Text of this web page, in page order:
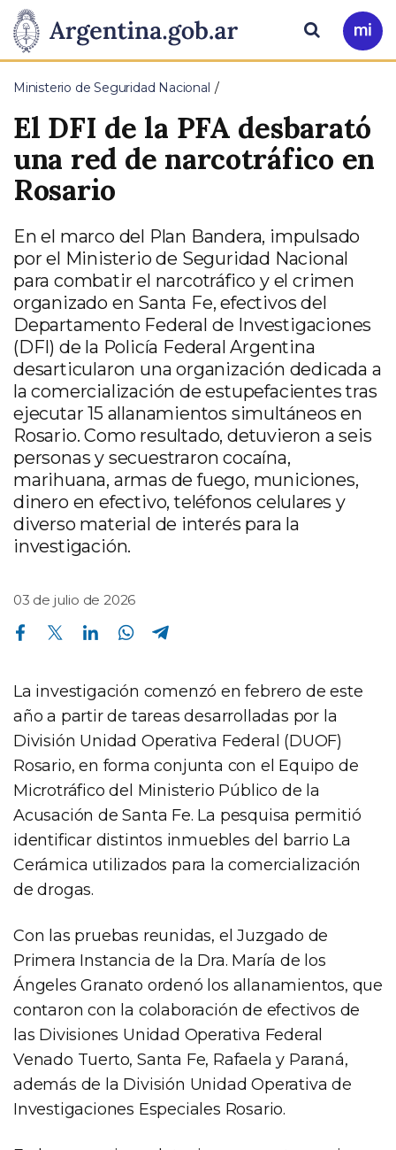
Presidencia
de
la
Nación
Pasar al contenido principal
Ir
a
Buscar
Ministerio de Seguridad Nacional
El DFI de la PFA desbarató
una red de narcotráfico en
Rosario
En el marco del Plan Bandera, impulsado
por el Ministerio de Seguridad Nacional
para combatir el narcotráfico y el crimen
organizado en Santa Fe, efectivos del
Departamento Federal de Investigaciones
(DFI) de la Policía Federal Argentina
desarticularon una organización dedicada a
la comercialización de estupefacientes tras
ejecutar 15 allanamientos simultáneos en
Rosario. Como resultado, detuvieron a seis
personas y secuestraron cocaína,
marihuana, armas de fuego, municiones,
dinero en efectivo, teléfonos celulares y
diverso material de interés para la
investigación.
03 de julio de 2026
Compartir en Facebook Compartir en Twitter Compartir en Linkedin Compartir en Whatsapp
La investigación comenzó en febrero de este
año a partir de tareas desarrolladas por la
División Unidad Operativa Federal (DUOF)
Rosario, en forma conjunta con el Equipo de
Microtráfico del Ministerio Público de la
Acusación de Santa Fe. La pesquisa permitió
identificar distintos inmuebles del barrio La
Cerámica utilizados para la comercialización
de drogas.
Con las pruebas reunidas, el Juzgado de
Primera Instancia de la Dra. María de los
Ángeles Granato ordenó los allanamientos, que
contaron con la colaboración de efectivos de
las Divisiones Unidad Operativa Federal
Venado Tuerto, Santa Fe, Rafaela y Paraná,
además de la División Unidad Operativa de
Investigaciones Especiales Rosario.